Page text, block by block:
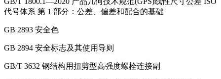
代号体系 第 1 部分：公差、偏差和配合的基础
GB 2893 安全色
GB 2894 安全标志及其使用导则
GB/T 3632 钢结构用扭剪型高强度螺栓连接副